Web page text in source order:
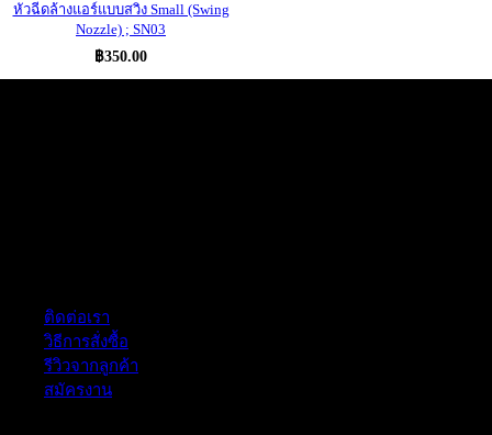
หัวฉีดล้างแอร์แบบสวิง Small (Swing
Nozzle) ; SN03
฿350.00
ติดต่อเรา
วิธีการสั่งซื้อ
รีวิวจากลูกค้า
สมัครงาน